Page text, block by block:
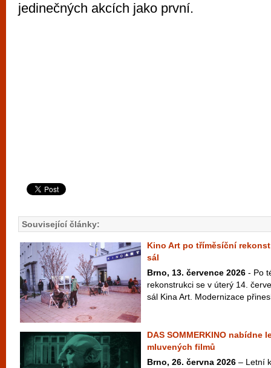
jedinečných akcích jako první.
Související články:
Kino Art po tříměsíční
sál
Brno, 13. července 2026 - Po
rekonstrukci se v úterý 14.
sál Kina Art. Modernizace
DAS SOMMERKINO nabídne
mluvených filmů
Brno, 26. června 2026 – Letní